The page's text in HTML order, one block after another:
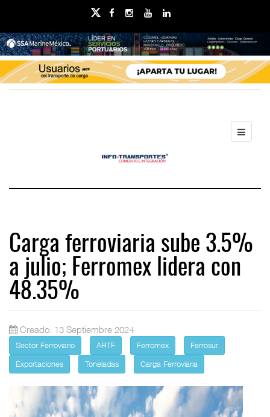
Carga ferroviaria sube 3.5%
a julio; Ferromex lidera con
48.35%
Creado: 13 Septiembre 2024
Sector Ferroviario ARTF Ferromex
Ferrosur
Exportaciones
Toneladas Carga Ferroviaria